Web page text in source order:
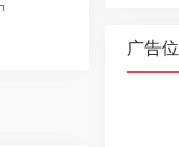
广告位